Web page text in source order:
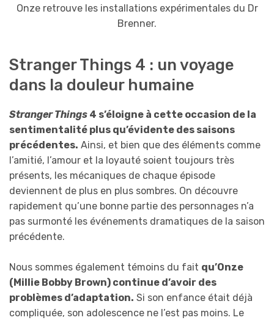
Onze retrouve les installations expérimentales du Dr
Brenner.
Stranger Things 4 : un voyage
dans la douleur humaine
Stranger Things 4 s’éloigne à cette occasion de la
sentimentalité plus qu’évidente des saisons
précédentes. Ainsi, et bien que des éléments comme
l’amitié, l’amour et la loyauté soient toujours très
présents, les mécaniques de chaque épisode
deviennent de plus en plus sombres. On découvre
rapidement qu’une bonne partie des personnages n’a
pas surmonté les événements dramatiques de la saison
précédente.
Nous sommes également témoins du fait qu’Onze
(Millie Bobby Brown) continue d’avoir des
problèmes d’adaptation. Si son enfance était déjà
compliquée, son adolescence ne l’est pas moins. Le